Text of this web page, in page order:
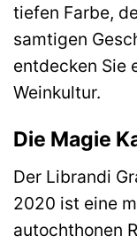
tiefen Farbe,
samtigen
entdecken Sie
Weinkultur.
Die Magie
Der Librandi
2020 ist eine
autochthonen